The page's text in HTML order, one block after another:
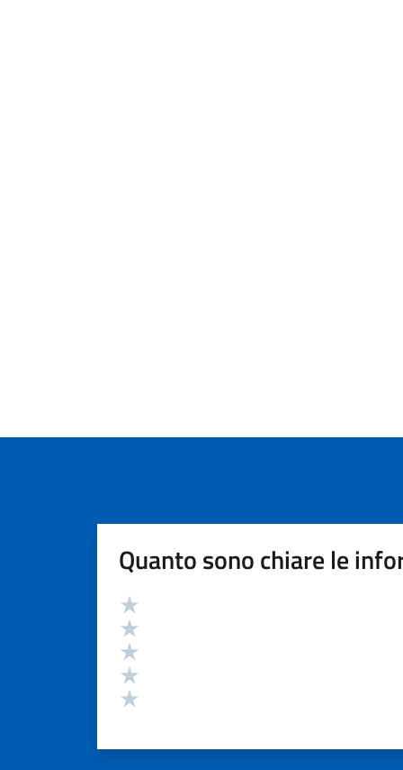
Quanto sono chiare le
Valutazione